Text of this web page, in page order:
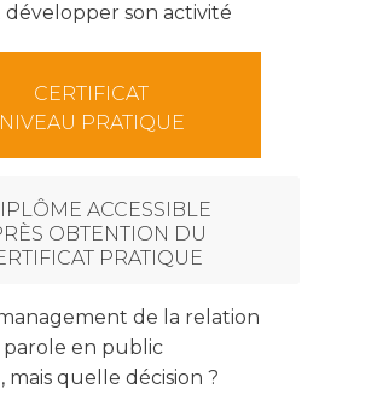
développer son activité
CERTIFICAT
NIVEAU PRATIQUE
ACCESSIBLE
OBTENTION DU
PRATIQUE
de la relation
parole en public
mais quelle décision ?